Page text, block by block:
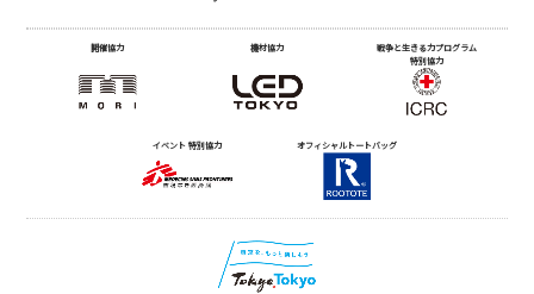
開催協力 機材協力
戦争と生きる力プログラム
特別協力
イベント 特別協力 オフィシャルトートバッグ